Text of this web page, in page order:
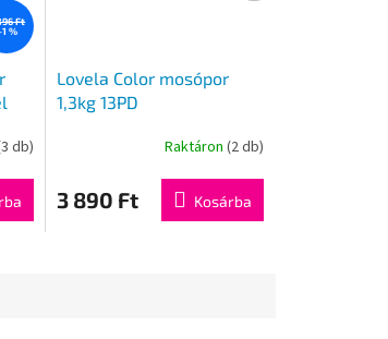
Ft
%
db)
Lovela Color mosópor
1,3kg 13PD
Raktáron (2 db)
3 890 Ft Kosárba